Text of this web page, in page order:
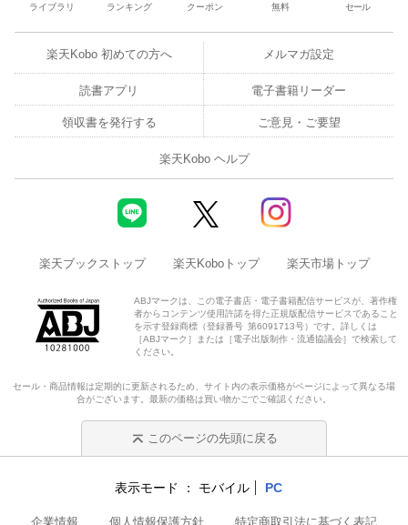
ライブラリ ランキング クーポン 無料 セール
楽天Kobo 初めての方へ メルマガ設定
読書アプリ 電子書籍リーダー
領収書を発行する ご意見・ご要望
楽天Kobo ヘルプ
楽天ブックストップ 楽天Koboトップ 楽天市場トップ
ABJマークは、この電子書店・電子書籍配信サービスが、著作権
者からコンテンツ使用許諾を得た正規版配信サービスであること
を示す登録商標（登録番号 第6091713号）です。詳しくは
［ABJマーク］または［電子出版制作・流通協議会］で検索して
ください。
セール・商品情報は定期的に更新されるため、サイト内の表示価格がページによって異なる場
合がございます。最新の価格は買い物かごでご確認ください。
このページの先頭に戻る
表示モード モバイル PC
企業情報 個人情報保護方針 特定商取引法に基づく表記